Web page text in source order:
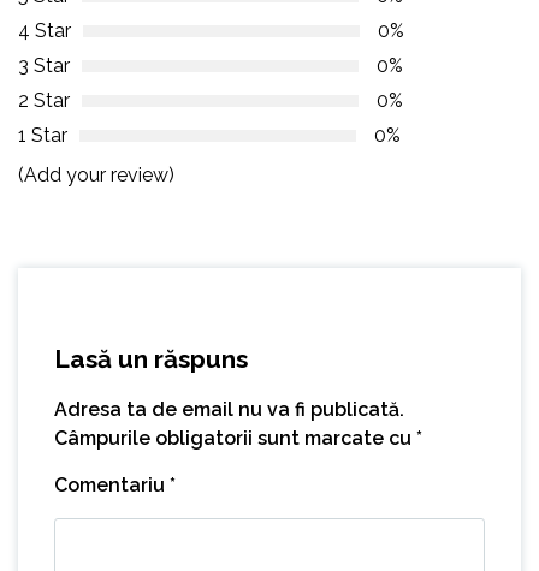
4 Star
0%
3 Star
0%
2 Star
0%
1 Star
0%
(Add your review)
Lasă un răspuns
Adresa ta de email nu va fi publicată.
Câmpurile obligatorii sunt marcate cu *
Comentariu *